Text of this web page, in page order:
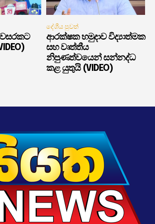
දේශීය පුවත්
ආරක්ෂක හමුදාව විද්‍යාත්මක
සහ වෘත්තීය
නිපුණත්වයෙන් සන්නද්ධ
කළ යුතුයි (VIDEO)